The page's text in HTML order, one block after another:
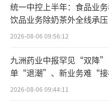
统一中控上半年：食品业务
饮品业务除奶茶外全线承压
2026-08-06 09:56:12
九洲药业中报罕见“双降”
单“退潮”、新业务难“
难关待闯
2026-08-06 09:44:11